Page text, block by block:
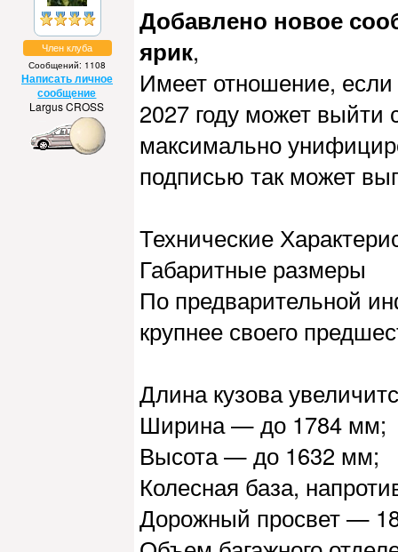
Член клуба
Сообщений: 1108
Написать личное
сообщение
Largus CROSS
Добавлено новое
ярик,
Имеет отношение,
2027 году может
максимально
подписью так может
Технические
Габаритные размеры
По предварительной
крупнее своего
Длина кузова
Ширина — до 1784 мм;
Высота — до 1632 мм;
Колесная база,
Дорожный просвет —